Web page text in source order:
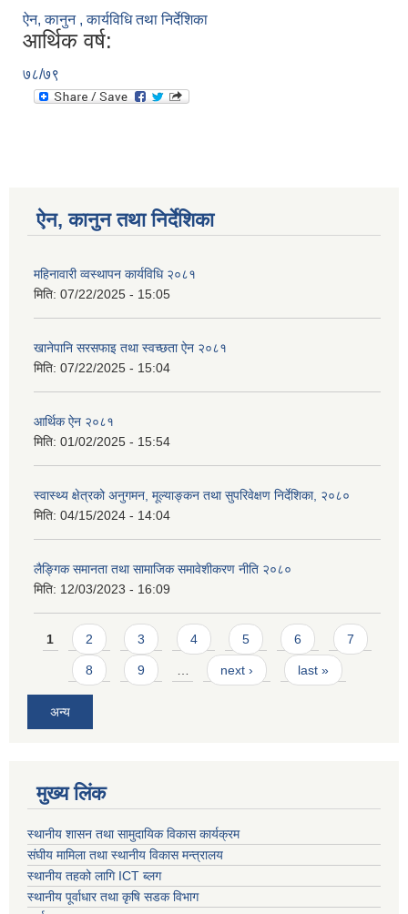
ऐन, कानुन , कार्यविधि तथा निर्देशिका
आर्थिक वर्ष:
७८/७९
ऐन, कानुन तथा निर्देशिका
महिनावारी व्वस्थापन कार्यविधि २०८१
मिति: 07/22/2025 - 15:05
खानेपानि सरसफाइ तथा स्वच्छता ऐन २०८१
मिति: 07/22/2025 - 15:04
आर्थिक ऐन २०८१
मिति: 01/02/2025 - 15:54
स्वास्थ्य क्षेत्रको अनुगमन, मूल्याङ्कन तथा सुपरिवेक्षण निर्देशिका, २०८०
मिति: 04/15/2024 - 14:04
लैङ्गिक समानता तथा सामाजिक समावेशीकरण नीति २०८०
मिति: 12/03/2023 - 16:09
Pages
1 2 3 4 5 6 7
8 9 next › last »
अन्य
मुख्य लिंक
स्थानीय शासन तथा सामुदायिक विकास कार्यक्रम
संघीय मामिला तथा स्थानीय विकास मन्त्रालय
स्थानीय तहको लागि ICT ब्लग
स्थानीय पूर्वाधार तथा कृषि सडक विभाग